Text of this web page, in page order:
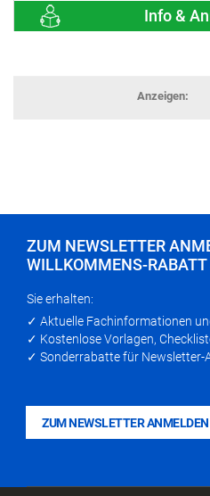
Info &
Anzeigen:
ZUM NEWSLETTER
WILLKOMMENS-RABATT
Sie erhalten:
✓ Aktuelle Fachinformationen
✓ Kostenlose Vorlagen,
✓ Sonderrabatte für Newsletter-
ZUM NEWSLETTER ANMELDEN